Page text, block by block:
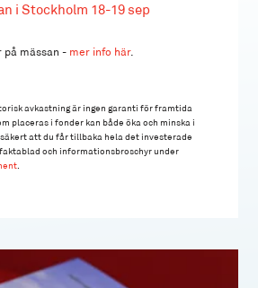
i Stockholm 18-19 sep
på mässan - mer info här.
avkastning är ingen garanti för framtida
placeras i fonder kan både öka och minska i
att du får tillbaka hela det investerade
och informationsbroschyr under